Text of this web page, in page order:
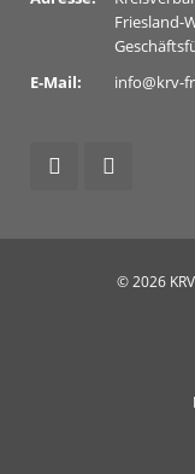
Friesland-
E-Mail:
info@krv-
© 2026